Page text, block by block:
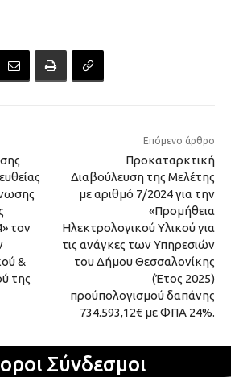
τον
&
της
Επόμενο άρθρο
Προκαταρκτική
Διαβούλευση της Μελέτης
με αριθμό 7/2024 για την
«Προμήθεια
Ηλεκτρολογικού Υλικού για
τις ανάγκες των Υπηρεσιών
του Δήμου Θεσσαλονίκης
(Έτος 2025)
προύπολογισμού δαπάνης
734.593,12€ με ΦΠΑ 24%.
Σύνδεσμοι